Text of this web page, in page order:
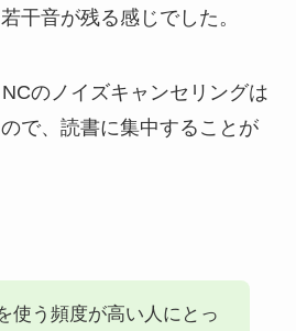
干音が残る感じでした。
のノイズキャンセリングは
で、読書に集中することが
使う頻度が高い人にとっ